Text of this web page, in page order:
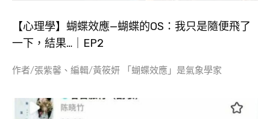
【心理學】蝴蝶效應—蝴蝶的OS：我只是隨便飛了
一下，結果…｜EP2
作者/張紫馨、編輯/黃筱妍 「蝴蝶效應」是氣象學家